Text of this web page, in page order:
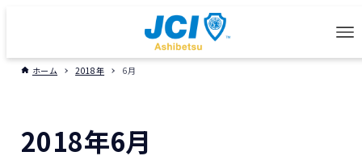
ホーム 2018年 6月
2018年6月